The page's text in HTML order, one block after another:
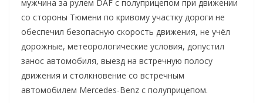
мужчина за рулем DAF с полуприцепом при движении
со стороны Тюмени по кривому участку дороги не
обеспечил безопасную скорость движения, не учёл
дорожные, метеорологические условия, допустил
занос автомобиля, выезд на встречную полосу
движения и столкновение со встречным
автомобилем Mercedes-Benz с полуприцепом.